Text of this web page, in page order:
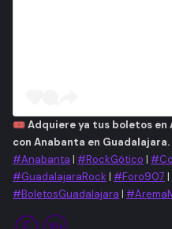
🎟️Adquiere ya tus boletos en
con Anabanta en Guadalajara.
#Anabanta | #RockGótico |
#GuadalajaraRock | #Foro907 |
#BoletosGuadalajara |